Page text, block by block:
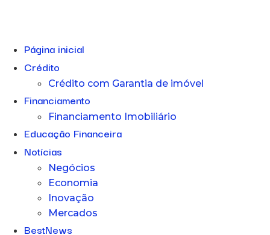
Página inicial
Crédito
Crédito com Garantia de imóvel
Financiamento
Financiamento Imobiliário
Educação Financeira
Notícias
Negócios
Economia
Inovação
Mercados
BestNews